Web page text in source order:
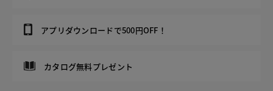
アプリダウンロードで500円OFF！
カタログ無料プレゼント